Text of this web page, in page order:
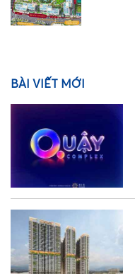
BÀI VIẾT MỚI